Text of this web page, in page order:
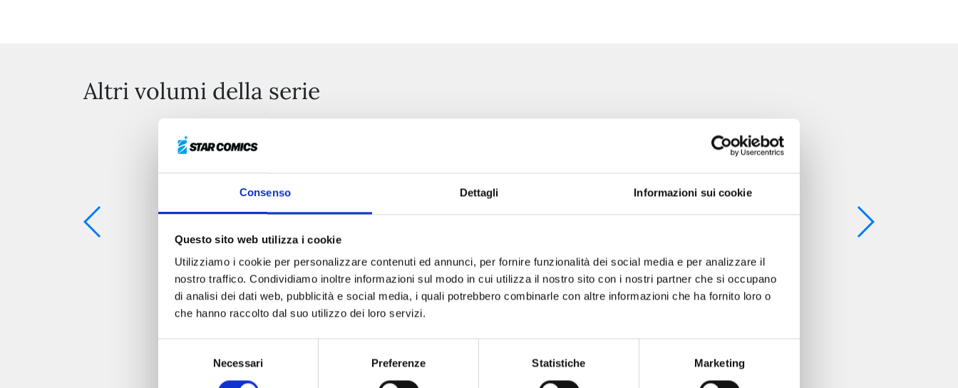
Consenso Dettagli Informazioni sui cookie
Questo sito web utilizza i cookie
Utilizziamo i cookie per personalizzare contenuti ed annunci, per fornire funzionalità dei social media e per analizzare il
nostro traffico. Condividiamo inoltre informazioni sul modo in cui utilizza il nostro sito con i nostri partner che si occupano
di analisi dei dati web, pubblicità e social media, i quali potrebbero combinarle con altre informazioni che ha fornito loro o
che hanno raccolto dal suo utilizzo dei loro servizi.
Necessari Preferenze Statistiche Marketing
Altri volumi della serie